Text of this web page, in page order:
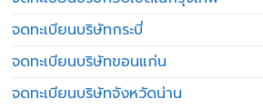
จดทะเบียนบริษัทกระบี่
จดทะเบียนบริษัทขอนแก่น
จดทะเบียนบริษัทจังหวัดน่าน